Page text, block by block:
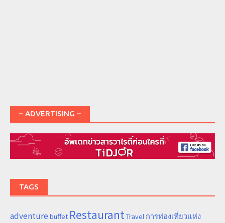
– ADVERTISING –
TAGS
adventure buffet RestaurantTravel การท่องเที่ยวแห่ง